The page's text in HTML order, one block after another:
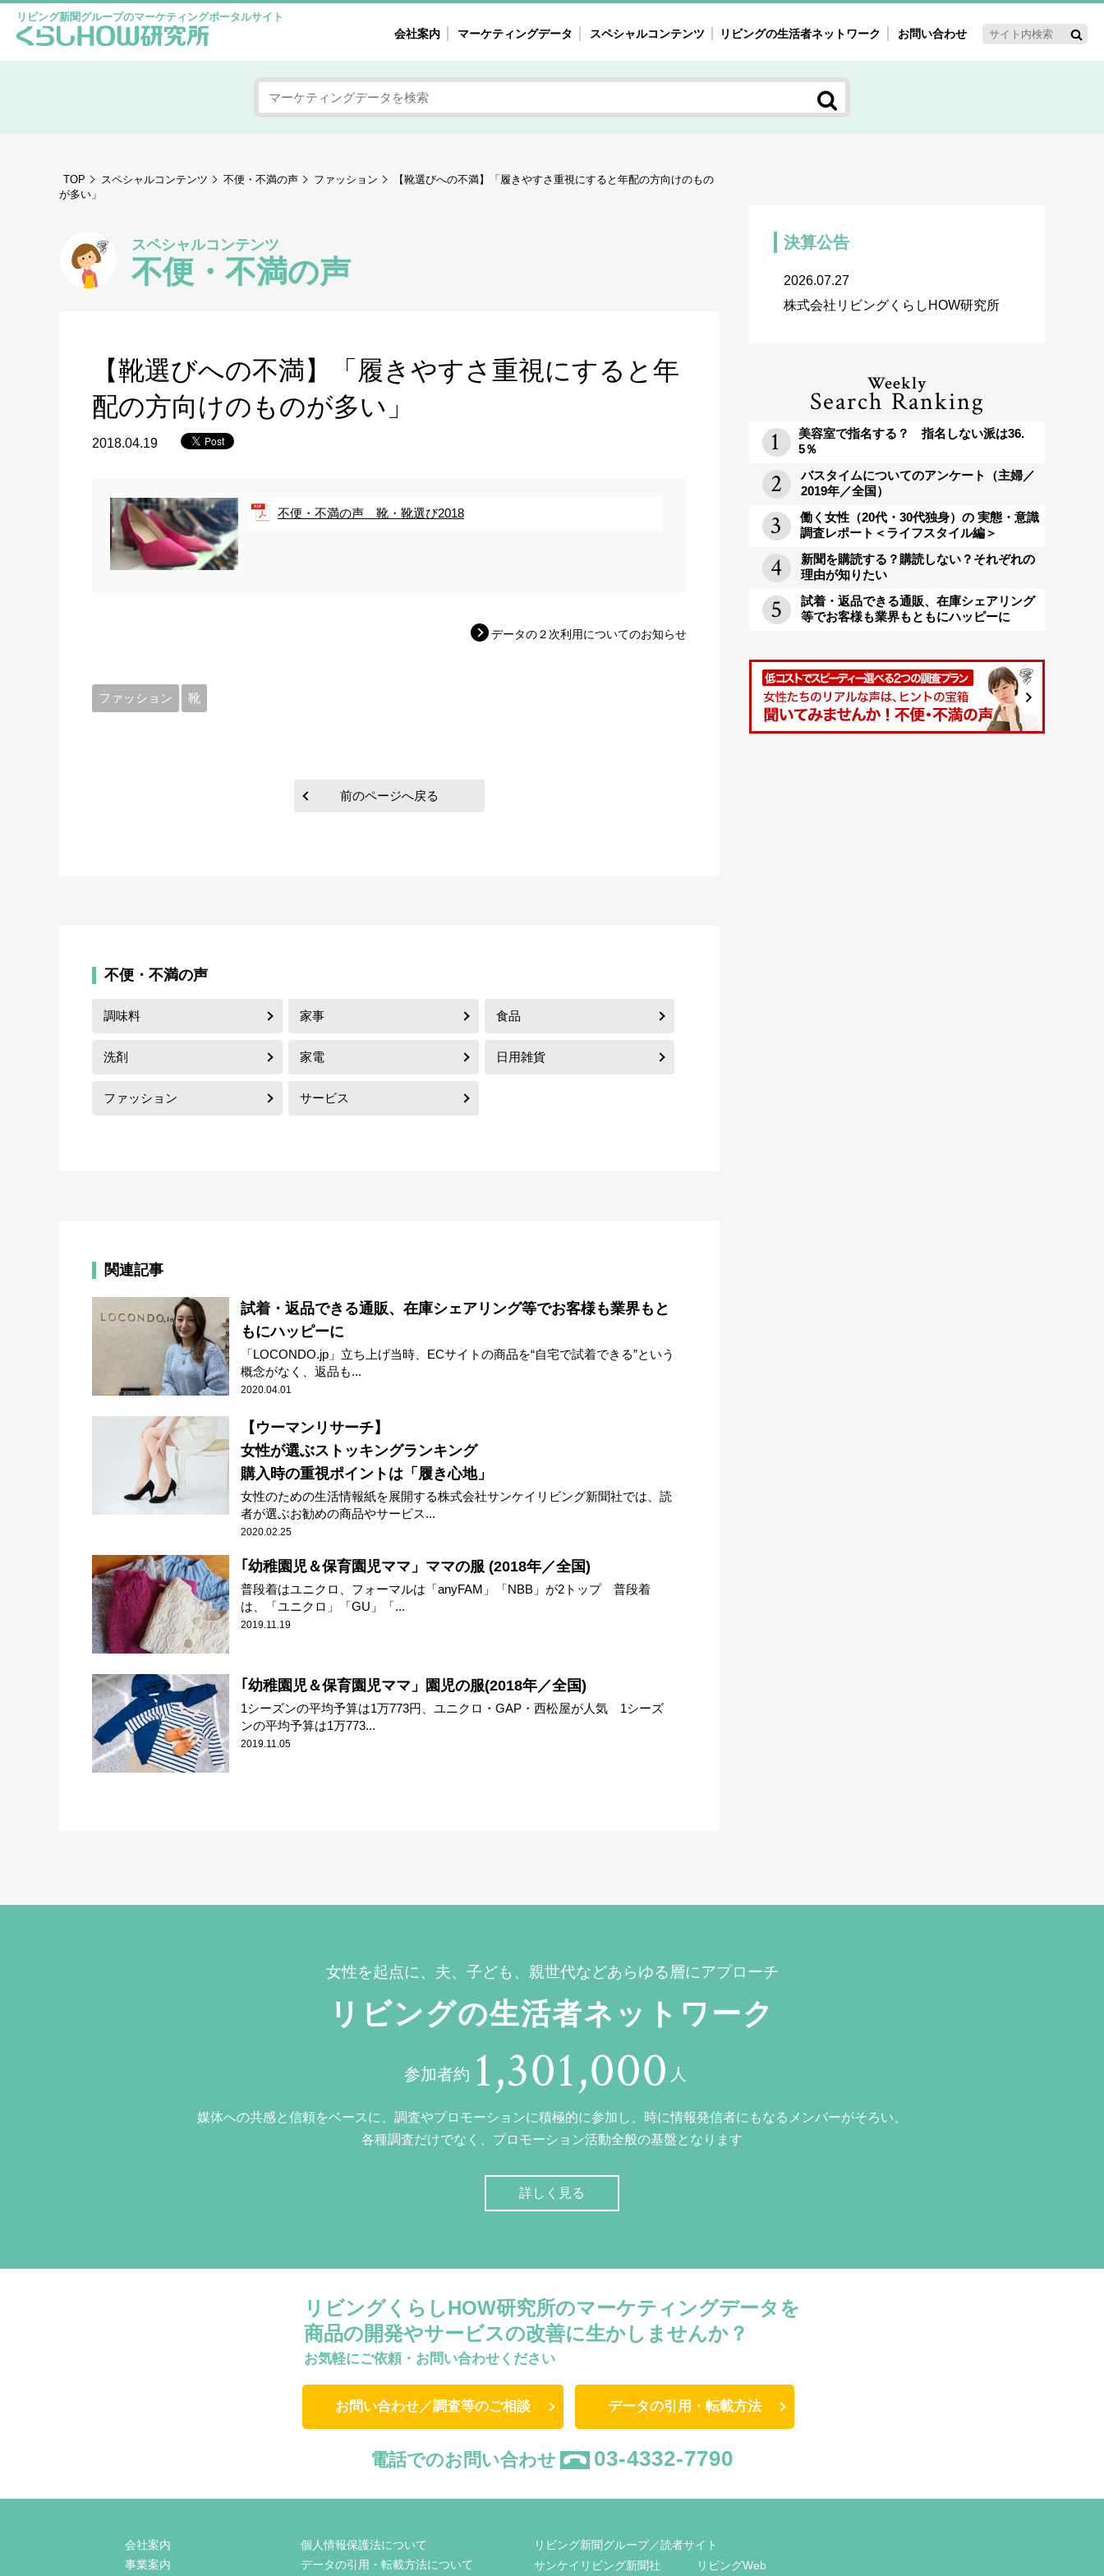
リビング新聞グループのマーケティングポータルサイト
会社案内 マーケティングデータ スペシャルコンテンツ
女性の気持ちと消費がリアルに見える
自主調査レポート
注目ターゲット・重点テーマ
40'ｓ～60'ｓマーケット研究室
リビングの生活者ネットワーク お問い合わせ
TOP スペシャルコンテンツ 不便・不満の声 ファッション
【靴選びへの不満】「履きやすさ重視にすると年配の方向けのもの
が多い」
スペシャルコンテンツ
不便・不満の声
【靴選びへの不満】「履きやすさ重視にすると年
配の方向けのものが多い」
2018.04.19
不便・不満の声 靴・靴選び2018
データの２次利用についてのお知らせ
ファッション 靴
前のページへ戻る
不便・不満の声
調味料 家事 食品
洗剤 家電 日用雑貨
ファッション サービス
関連記事
試着・返品できる通販、在庫シェアリング等でお客様も業界もと
もにハッピーに
「LOCONDO.jp」立ち上げ当時、ECサイトの商品を“自宅で試着できる”という
概念がなく、返品も...
2020.04.01
【ウーマンリサーチ】
女性が選ぶストッキングランキング
購入時の重視ポイントは「履き心地」
女性のための生活情報紙を展開する株式会社サンケイリビング新聞社では、読
者が選ぶお勧めの商品やサービス...
2020.02.25
｢幼稚園児＆保育園児ママ」ママの服 (2018年／全国)
普段着はユニクロ、フォーマルは「anyFAM」「NBB」が2トップ 普段着
は、「ユニクロ」「GU」「...
2019.11.19
｢幼稚園児＆保育園児ママ」園児の服(2018年／全国)
1シーズンの平均予算は1万773円、ユニクロ・GAP・西松屋が人気 1シーズ
ンの平均予算は1万773...
2019.11.05
決算公告
2026.07.27
株式会社リビングくらしHOW研究所
Weekly
Search Ranking
美容室で指名する？ 指名しない派は36.
5％
バスタイムについてのアンケート（主婦／
2019年／全国）
働く女性（20代・30代独身）の 実態・意識
調査レポート＜ライフスタイル編＞
新聞を購読する？購読しない？それぞれの
理由が知りたい
試着・返品できる通販、在庫シェアリング
等でお客様も業界もともにハッピーに
女性を起点に、夫、子ども、親世代などあらゆる層にアプローチ
リビングの生活者ネットワーク
参加者約 1,301,000 人
媒体への共感と信頼をベースに、調査やプロモーションに積極的に参加し、時に情報発信者にもなるメンバーがそろい、
各種調査だけでなく、プロモーション活動全般の基盤となります
詳しく見る
リビングくらしHOW研究所のマーケティングデータを
商品の開発やサービスの改善に生かしませんか？
お気軽にご依頼・お問い合わせください
お問い合わせ／調査等のご相談 データの引用・転載方法
電話でのお問い合わせ 03-4332-7790
会社案内
事業案内
個人情報保護法について
データの引用・転載方法について
リビング新聞グループ／読者サイト
サンケイリビング新聞社
リビングWeb